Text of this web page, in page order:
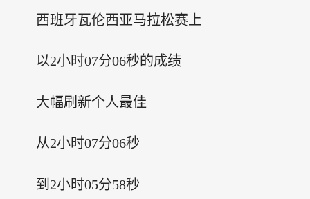
西班牙瓦伦西亚马拉松赛上
以2小时07分06秒的成绩
大幅刷新个人最佳
从2小时07分06秒
到2小时05分58秒